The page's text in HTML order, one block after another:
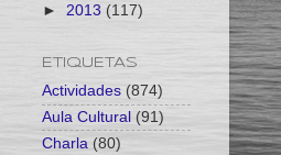
► 2013 (117)
ETIQUETAS
Actividades (874)
Aula Cultural (91)
Charla (80)